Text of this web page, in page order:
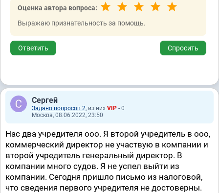
Оценка автора вопроса:
Выражаю признательность за помощь.
Ответить Спросить
Сергей
Задано вопросов 2, из них VIP - 0
Москва, 08.06.2022, 23:50
Нас два учредителя ооо. Я второй учредитель в ооо,
коммерческий директор не участвую в компании и
второй учредитель генеральный директор. В
компании много судов. Я не успел выйти из
компании. Сегодня пришло письмо из налоговой,
что сведения первого учредителя не достоверны.